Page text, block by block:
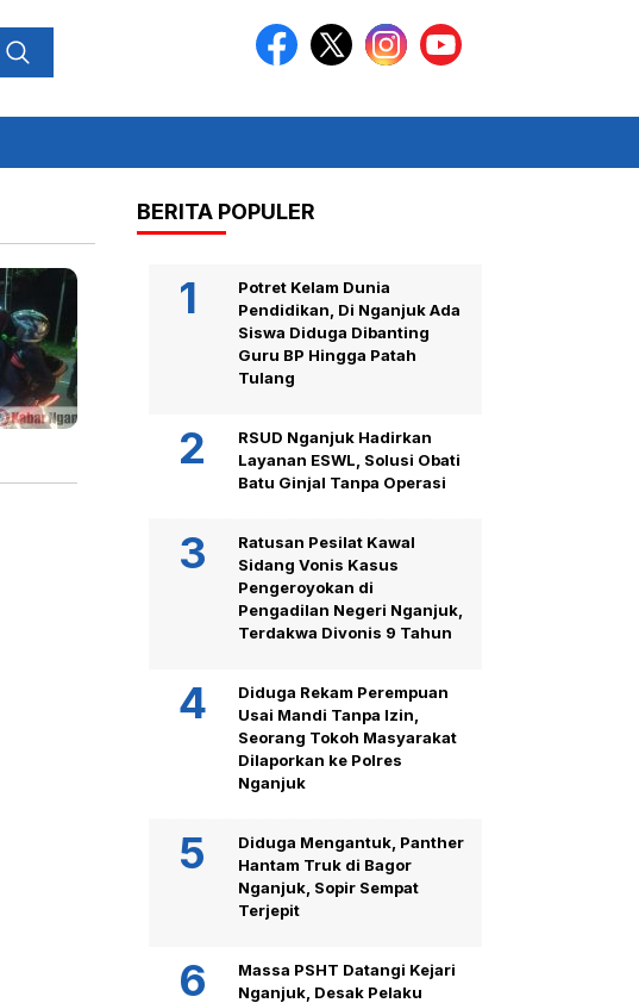
BERITA POPULER
Potret Kelam Dunia
Pendidikan, Di Nganjuk Ada
Siswa Diduga Dibanting
Guru BP Hingga Patah
Tulang
RSUD Nganjuk Hadirkan
Layanan ESWL, Solusi Obati
Batu Ginjal Tanpa Operasi
Ratusan Pesilat Kawal
Sidang Vonis Kasus
Pengeroyokan di
Pengadilan Negeri Nganjuk,
Terdakwa Divonis 9 Tahun
Diduga Rekam Perempuan
Usai Mandi Tanpa Izin,
Seorang Tokoh Masyarakat
Dilaporkan ke Polres
Nganjuk
Diduga Mengantuk, Panther
Hantam Truk di Bagor
Nganjuk, Sopir Sempat
Terjepit
Massa PSHT Datangi Kejari
Nganjuk, Desak Pelaku